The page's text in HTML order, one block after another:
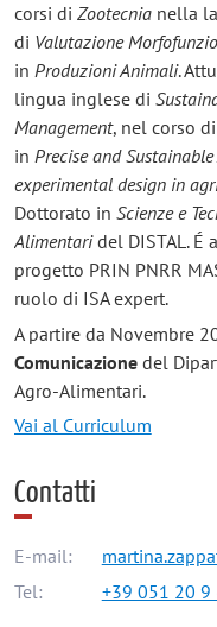
corsi di Zootecnia nella
di Valutazione
in Produzioni Animali.
lingua inglese di
Management, nel corso
in Precise and
experimental design in
Dottorato in Scienze e
Alimentaridel DISTAL.
progetto PRIN PNRR
ruolo di ISA expert.
A partire da Novembre
Comunicazionedel
Agro-Alimentari.
Vai al Curriculum
Contatti
E-mail:
Tel:
+39 051 20 9